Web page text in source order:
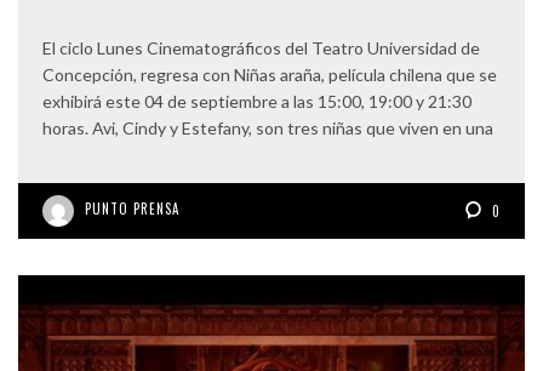
El ciclo Lunes Cinematográficos del Teatro Universidad de
Concepción, regresa con Niñas araña, película chilena que se
exhibirá este 04 de septiembre a las 15:00, 19:00 y 21:30
horas. Avi, Cindy y Estefany, son tres niñas que viven en una
PUNTO PRENSA 0